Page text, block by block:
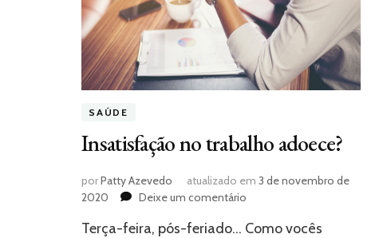
SAÚDE
Insatisfação no trabalho adoece?
porPatty Azevedo atualizado em 3 de novembro de
2020
Deixe um comentário
no
Terça-feira, pós-feriado… Como vocês